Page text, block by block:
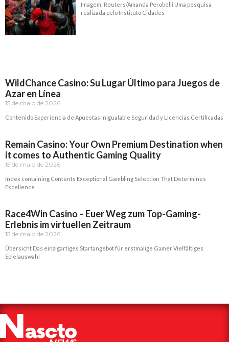
Imagem: Reuters/Amanda Perobelli Uma pesquisa
realizada pelo Instituto Cidades
WildChance Casino: Su Lugar Último para Juegos de
Azar en Línea
15 de maio de 2026
Contenido Experiencia de Apuestas Inigualable Seguridad y Licencias Certificadas
Remain Casino: Your Own Premium Destination when
it comes to Authentic Gaming Quality
15 de maio de 2026
Index containing Contents Exceptional Gambling Selection That Determines
Excellence
Race4Win Casino – Euer Weg zum Top-Gaming-
Erlebnis im virtuellen Zeitraum
15 de maio de 2026
Übersicht Das einzigartiges Startangebot für erstmalige Gamer Vielfältiges
Spielauswahl